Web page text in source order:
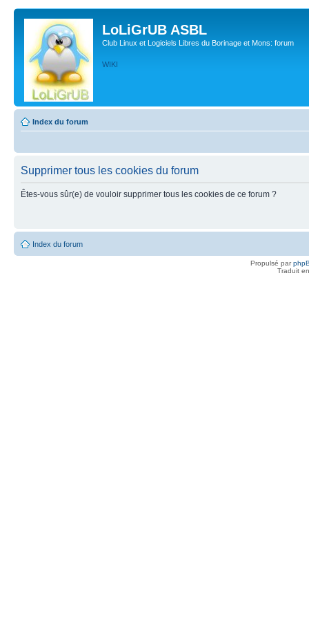
LoLiGrUB ASBL
Club Linux et Logiciels Libres du Borinage et Mons: forum
WIKI
Index du forum
Supprimer tous les cookies du forum
Êtes-vous sûr(e) de vouloir supprimer tous les cookies de ce forum ?
Index du forum
Propulsé par
Traduit